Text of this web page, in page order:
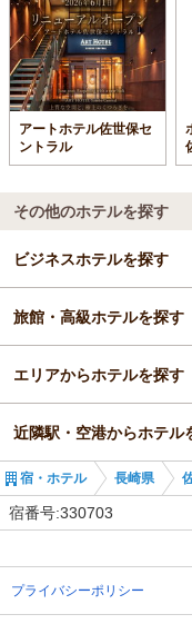
アートホテル佐世保セ
ントラル
その他のホテルを探す
ビジネスホテルを探す
長崎県
佐世保・ハウステンボス
佐世保
ハウステンボス駅
旅館・高級ホテルを探す
長崎県
エリアからホテルを探す
長崎県
佐世保・ハウステンボ
近隣駅・空港からホテル
南風崎駅
宿・ホテル 長崎県
宿番号:330703
プライバシーポリシー